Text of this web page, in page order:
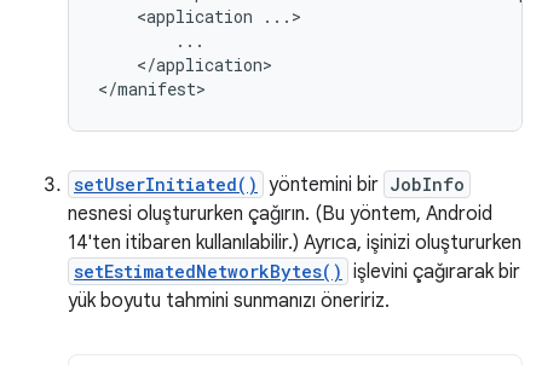
<application
</application>
setUserInitiated() yöntemini bir JobInfo
nesnesi oluştururken çağırın. (Bu yöntem, Android
14'ten itibaren kullanılabilir.) Ayrıca, işinizi oluştururken
setEstimatedNetworkBytes() işlevini çağırarak bir
yük boyutu tahmini sunmanızı öneririz.